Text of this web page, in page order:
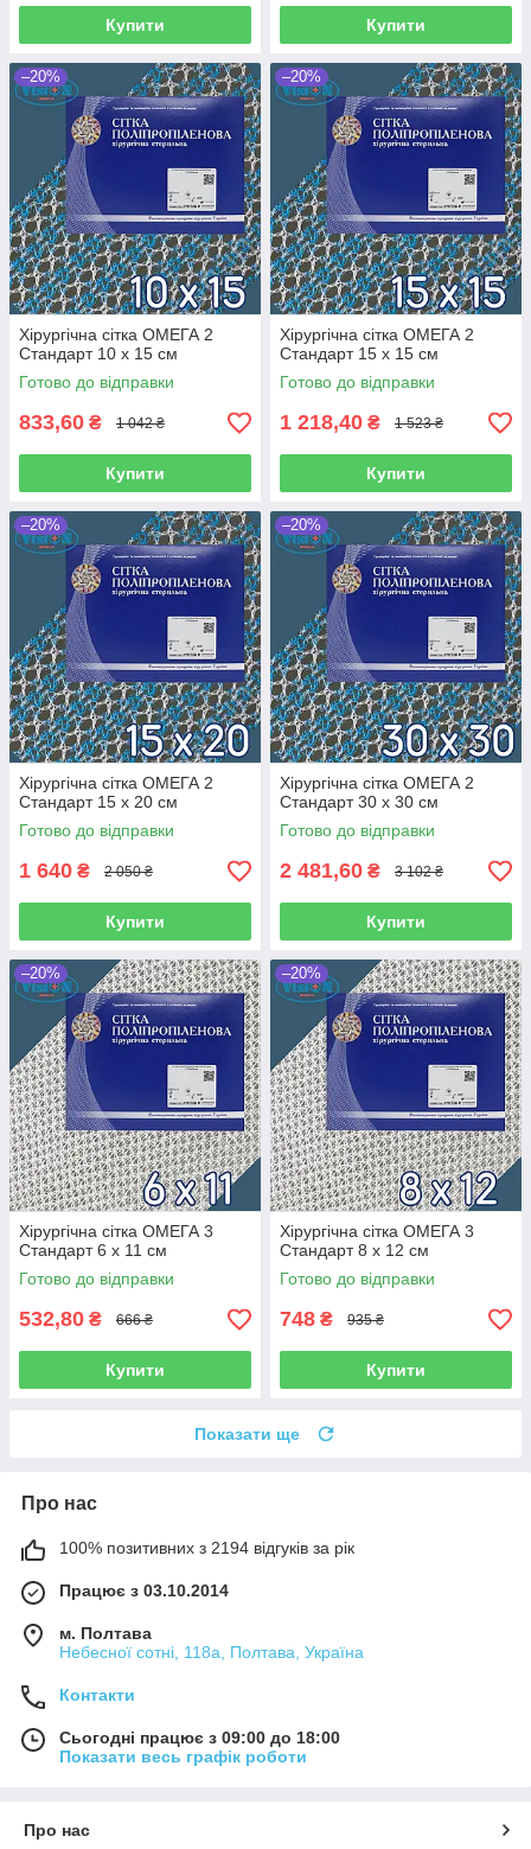
Купити Купити
–20%
Хірургічна сітка ОМЕГА 2
Стандарт 10 х 15 см
Готово до відправки
833,60 ₴ 1 042 ₴
Купити
–20%
Хірургічна сітка ОМЕГА 2
Стандарт 15 х 15 см
Готово до відправки
1 218,40 ₴ 1 523 ₴
Купити
–20%
Хірургічна сітка ОМЕГА 2
Стандарт 15 х 20 см
Готово до відправки
1 640 ₴ 2 050 ₴
Купити
–20%
Хірургічна сітка ОМЕГА 2
Стандарт 30 х 30 см
Готово до відправки
2 481,60 ₴ 3 102 ₴
Купити
–20%
Хірургічна сітка ОМЕГА 3
Стандарт 6 х 11 см
Готово до відправки
532,80 ₴ 666 ₴
Купити
–20%
Хірургічна сітка ОМЕГА 3
Стандарт 8 х 12 см
Готово до відправки
748 ₴ 935 ₴
Купити
Показати ще
Про нас
100% позитивних з 2194 відгуків за рік
Працює з 03.10.2014
м. Полтава
Небесної сотні, 118а, Полтава, Україна
Контакти
Сьогодні працює з 09:00 до 18:00
Показати весь графік роботи
Про нас